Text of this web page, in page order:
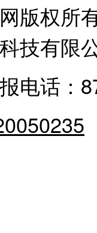
版权
技有限
电话：